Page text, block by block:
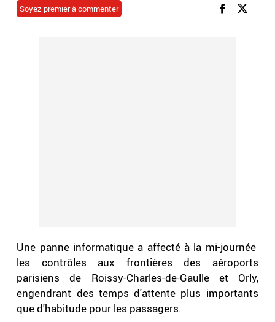
Soyez premier à commenter
Une panne informatique a affecté à la mi-journée
les contrôles aux frontières des aéroports
parisiens de Roissy-Charles-de-Gaulle et Orly,
engendrant des temps d'attente plus importants
que d'habitude pour les passagers.